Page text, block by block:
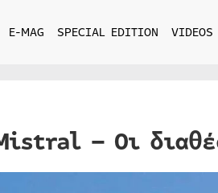
E-MAG SPECIAL EDITION VIDEOS
– Οι